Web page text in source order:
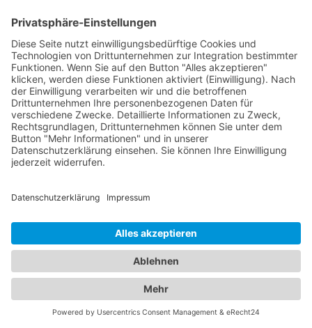
Von Abschleppdiensten bis zu
komfortablen Unterkünften:
Alles, was Sie brauchen, an
einem Ort
Unser umfangreiches Branchenportal bietet Ihnen
nicht nur alle Informationen rund um zuverlässige
Abschleppdienste, sondern auch eine breite
Auswahl an Hotels für Ihren nächsten Aufenthalt.
im Notfall als auch bei der Urlaubsplanung bestens
Abschleppdienst in Ihrer Nähe suchen oder nach
dem perfektenHotel Fensterbachfür Ihre
Reisevorhaben Ausschau halten - bei uns sind Sie
richtig. Unser Portal präsentiert Ihnen eine
umfassende Liste von Abschleppdiensten, die
Ihnen bei Fahrzeugpannen und Problemen zur